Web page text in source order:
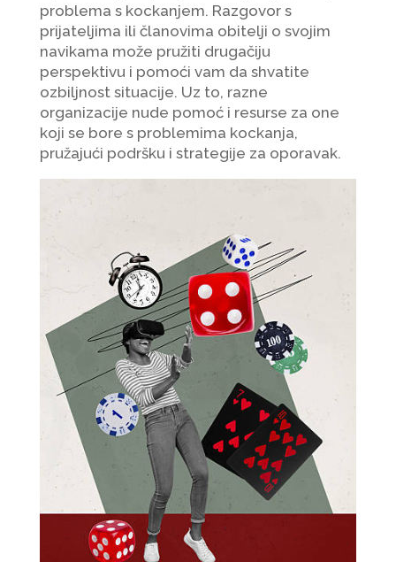
problema s kockanjem. Razgovor s
prijateljima ili članovima obitelji o svojim
navikama može pružiti drugačiju
perspektivu i pomoći vam da shvatite
ozbiljnost situacije. Uz to, razne
organizacije nude pomoć i resurse za one
koji se bore s problemima kockanja,
pružajući podršku i strategije za oporavak.